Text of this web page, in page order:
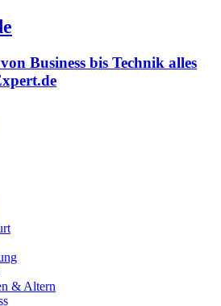
Business bis Technik alles
& Altern